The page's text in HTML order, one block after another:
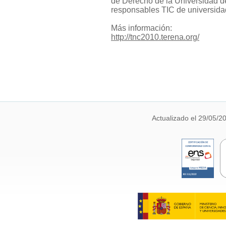
responsables TIC de
Más información:
http://tnc2010.terena.org/
Actualizado el 29/05/